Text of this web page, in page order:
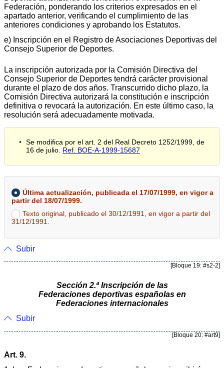
Federación, ponderando los criterios expresados en el
apartado anterior, verificando el cumplimiento de las
anteriores condiciones y aprobando los Estatutos.
e) Inscripción en el Registro de Asociaciones Deportivas del
Consejo Superior de Deportes.
La inscripción autorizada por la Comisión Directiva del
Consejo Superior de Deportes tendrá carácter provisional
durante el plazo de dos años. Transcurrido dicho plazo, la
Comisión Directiva autorizará la constitución e inscripción
definitiva o revocará la autorización. En este último caso, la
resolución será adecuadamente motivada.
Se modifica por el art. 2 del Real Decreto 1252/1999, de
16 de julio. Ref. BOE-A-1999-15687
Última actualización, publicada el 17/07/1999, en vigor a
partir del 18/07/1999.
Texto original, publicado el 30/12/1991, en vigor a partir del
31/12/1991.
Subir
[Bloque 19: #s2-2]
Sección 2.ª Inscripción de las
Federaciones deportivas españolas en
Federaciones internacionales
Subir
[Bloque 20: #art9]
Art. 9.